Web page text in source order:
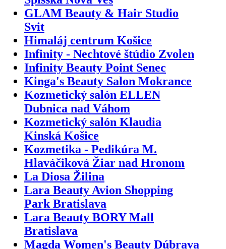
GLAM Beauty & Hair Studio
Svit
Himaláj centrum Košice
Infinity - Nechtové štúdio Zvolen
Infinity Beauty Point Senec
Kinga's Beauty Salon Mokrance
Kozmetický salón ELLEN
Dubnica nad Váhom
Kozmetický salón Klaudia
Kinská Košice
Kozmetika - Pedikúra M.
Hlaváčiková Žiar nad Hronom
La Diosa Žilina
Lara Beauty Avion Shopping
Park Bratislava
Lara Beauty BORY Mall
Bratislava
Magda Women's Beauty Dúbrava